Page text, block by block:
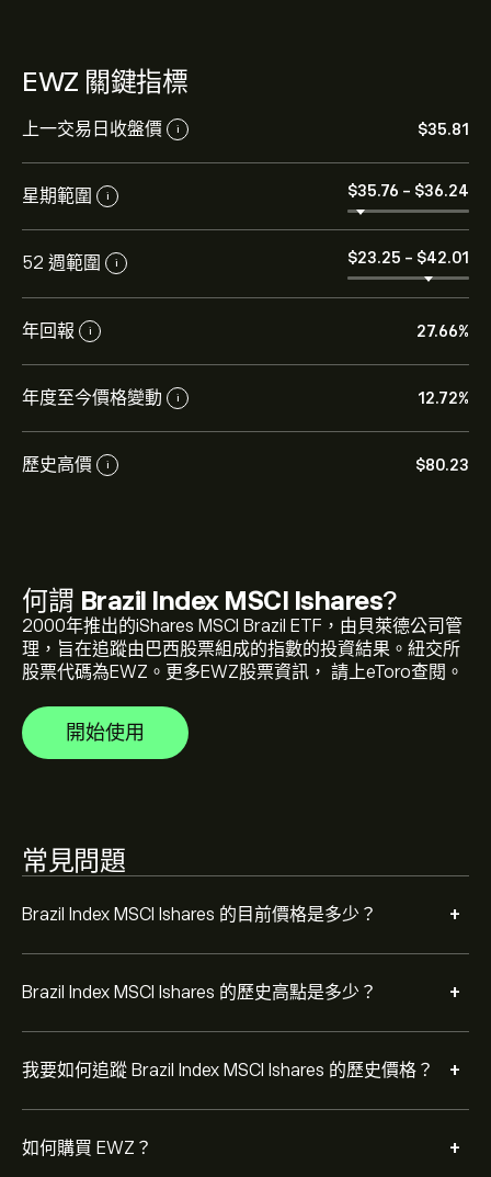
EWZ 關鍵指標
上一交易日收盤價 i ‎$‎35.81
星期範圍 i ‎$‎35.76 - ‎$‎36.24
52 週範圍 i ‎$‎23.25 - ‎$‎42.01
年回報 i 27.66%
年度至今價格變動 i 12.72%
歷史高價 i ‎$‎80.23
何謂 Brazil Index MSCI Ishares?
2000年推出的iShares MSCI Brazil ETF，由貝萊德公司管
理，旨在追蹤由巴西股票組成的指數的投資結果。紐交所
股票代碼為EWZ。更多EWZ股票資訊， 請上eToro查閱。
開始使用
常見問題
Brazil Index MSCI Ishares 的目前價格是多少？ +
Brazil Index MSCI Ishares 的歷史高點是多少？ +
我要如何追蹤 Brazil Index MSCI Ishares 的歷史價格？ +
選取 eToro 圖表上的「1D」或「1W」時間範圍，並縮小
以檢視Brazil Index MSCI Ishares 的歷史價格變動。Brazil
Index MSCI Ishares 的價格在過去一年內介於 ‎$‎8.04 之
間。
如何購買 EWZ？ +
若要購買 EWZ，請瀏覽 eToro 網站上的「"Brazil Index
MSCI Ishares (EWZ)"」頁面。在建立帳戶並存入資金後，
請按一下 [交易] 按鈕並決定要購買多少 Brazil Index MSCI
Ishares。您也可以下單，在未來以特定價格購買 EWZ。